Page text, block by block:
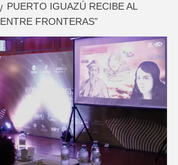
PUERTO IGUAZÚ RECIBE AL
FRONTERAS”